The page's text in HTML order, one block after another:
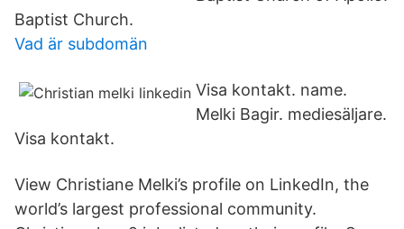
Baptist Church.
Vad är subdomän
Visa kontakt. name​.
Melki Bagir. mediesäljare.
Visa kontakt.
View Christiane Melki’s profile on LinkedIn, the
world’s largest professional community.